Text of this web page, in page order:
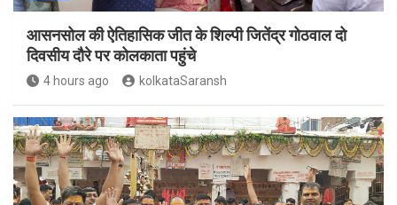
आसनसोल की ऐतिहासिक जीत के शिल्पी जितेंद्र गोठवाल दो
दिवसीय दौरे पर कोलकाता पहुंचे
4 hours ago kolkataSaransh